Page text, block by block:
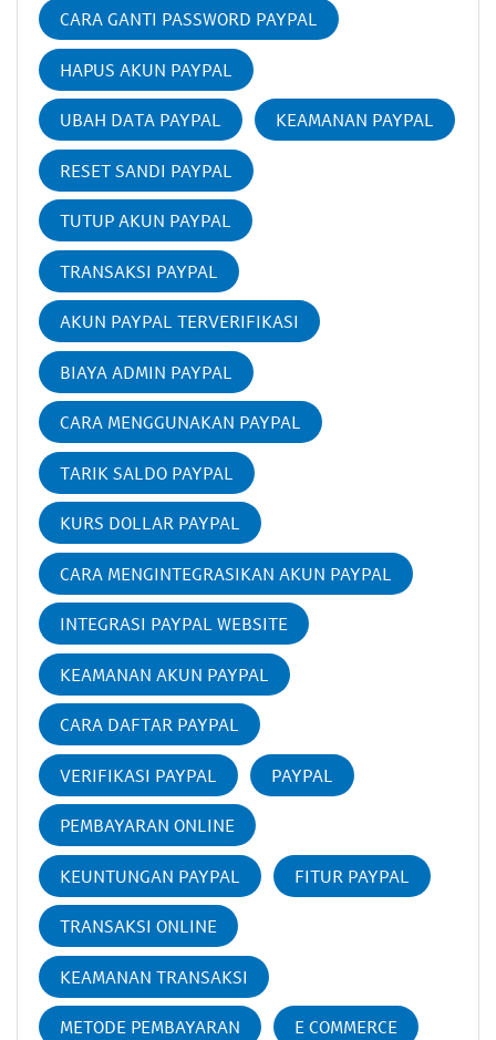
CARA GANTI PASSWORD PAYPAL
HAPUS AKUN PAYPAL
UBAH DATA PAYPAL KEAMANAN PAYPAL
RESET SANDI PAYPAL
TUTUP AKUN PAYPAL
TRANSAKSI PAYPAL
AKUN PAYPAL TERVERIFIKASI
BIAYA ADMIN PAYPAL
CARA MENGGUNAKAN PAYPAL
TARIK SALDO PAYPAL
KURS DOLLAR PAYPAL
CARA MENGINTEGRASIKAN AKUN PAYPAL
INTEGRASI PAYPAL WEBSITE
KEAMANAN AKUN PAYPAL
CARA DAFTAR PAYPAL
VERIFIKASI PAYPAL PAYPAL
PEMBAYARAN ONLINE
KEUNTUNGAN PAYPAL FITUR PAYPAL
TRANSAKSI ONLINE
KEAMANAN TRANSAKSI
METODE PEMBAYARAN E COMMERCE